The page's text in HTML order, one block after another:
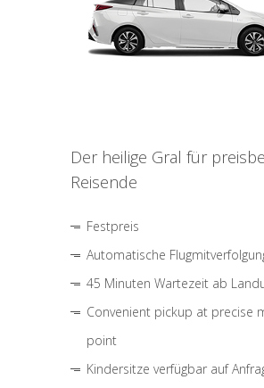
Der heilige Gral für
Reisende
Festpreis
Automatische
45 Minuten Wartezeit ab
Convenient pickup at precise
point
Kindersitze verfügbar auf